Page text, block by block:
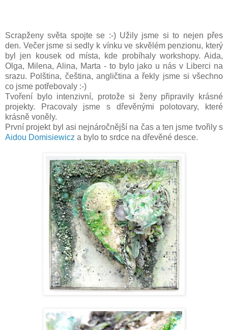
Scrapženy světa spojte se :-) Užily jsme si to nejen přes
den. Večer jsme si sedly k vínku ve skvělém penzionu, který
byl jen kousek od místa, kde probíhaly workshopy. Aida,
Olga, Milena, Alina, Marta - to bylo jako u nás v Liberci na
srazu. Polština, čeština, angličtina a řekly jsme si všechno
co jsme potřebovaly :-)
Tvoření bylo intenzivní, protože si ženy připravily krásné
projekty. Pracovaly jsme s dřevěnými polotovary, které
krásně voněly.
První projekt byl asi nejnáročnější na čas a ten jsme tvořily s
Aidou Domisiewicz a bylo to srdce na dřevěné desce.